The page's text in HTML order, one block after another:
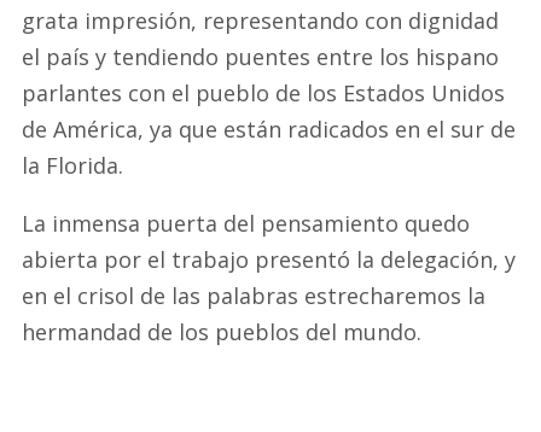
grata impresión, representando con dignidad
el país y tendiendo puentes entre los hispano
parlantes con el pueblo de los Estados Unidos
de América, ya que están radicados en el sur de
la Florida.
La inmensa puerta del pensamiento quedo
abierta por el trabajo presentó la delegación, y
en el crisol de las palabras estrecharemos la
hermandad de los pueblos del mundo.